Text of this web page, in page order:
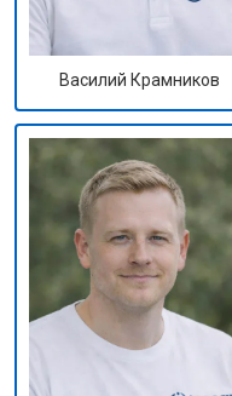
Василий Крамников